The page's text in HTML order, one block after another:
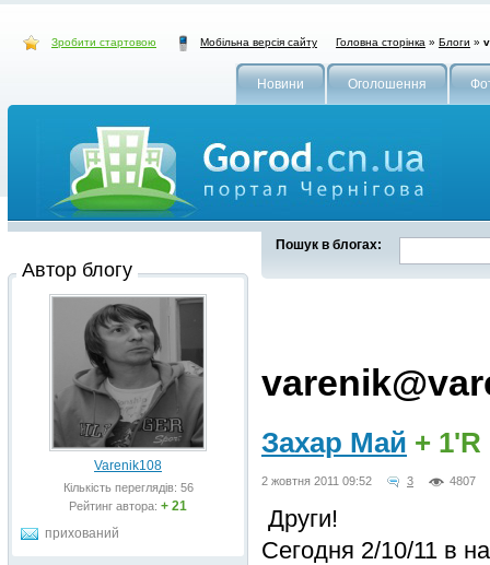
Зробити стартовою Мобільна версія сайту Головна сторінка » Блоги »
Новини Оголошення
Пошук в блогах:
Захар Май + 1'R
2 жовтня 2011 09:52 3 4807
Други!
Сегодня 2/10/11 в
Автор блогу
Varenik108
Кількість переглядів: 56
Рейтинг автора: + 21
прихований